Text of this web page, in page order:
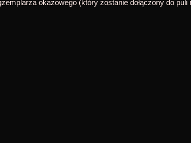
okazowego (który zostanie dołączony do